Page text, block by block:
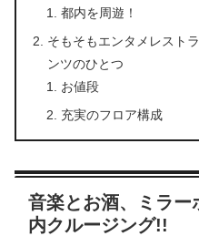
都内を周遊！
そもそもエンタメレスト
ンツのひとつ
お値段
充実のフロア構成
音楽とお酒、ミラー
内クルージング!!